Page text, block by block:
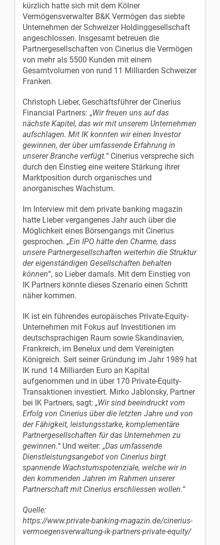
kürzlich hatte sich mit dem Kölner
Vermögensverwalter B&K Vermögen das siebte
Unternehmen der Schweizer Holdinggesellschaft
angeschlossen. Insgesamt betreuen die
Partnergesellschaften von Cinerius die Vermögen
von mehr als 5500 Kunden mit einem
Gesamtvolumen von rund 11 Milliarden Schweizer
Franken.
Christoph Lieber, Geschäftsführer der Cinerius
Financial Partners: „Wir freuen uns auf das
nächste Kapitel, das wir mit unserem Unternehmen
aufschlagen. Mit IK konnten wir einen Investor
gewinnen, der über umfassende Erfahrung in
unserer Branche verfügt.“Cinerius verspreche sich
durch den Einstieg eine weitere Stärkung ihrer
Marktposition durch organisches und
anorganisches Wachstum.
Im Interview mit dem private banking magazin
hatte Lieber vergangenes Jahr auch über die
Möglichkeit eines Börsengangs mit Cinerius
gesprochen. „Ein IPO hätte den Charme, dass
unsere Partnergesellschaften weiterhin die Struktur
der eigenständigen Gesellschaften behalten
können“, so Lieber damals. Mit dem Einstieg von
IK Partners könnte dieses Szenario einen Schritt
näher kommen.
IK ist ein führendes europäisches Private-Equity-
Unternehmen mit Fokus auf Investitionen im
deutschsprachigen Raum sowie Skandinavien,
Frankreich, im Benelux und dem Vereinigten
Königreich. Seit seiner Gründung im Jahr 1989 hat
IK rund 14 Milliarden Euro an Kapital
aufgenommen und in über 170 Private-Equity-
Transaktionen investiert. Mirko Jablonsky, Partner
bei IK Partners, sagt: „Wir sind beeindruckt vom
Erfolg von Cinerius über die letzten Jahre und von
der Fähigkeit, leistungsstarke, komplementäre
Partnergesellschaften für das Unternehmen zu
gewinnen.“Und weiter: „Das umfassende
Dienstleistungsangebot von Cinerius birgt
spannende Wachstumspotenziale, welche wir in
den kommenden Jahren im Rahmen unserer
Partnerschaft mit Cinerius erschliessen wollen.“
Quelle:
https://www.private-banking-magazin.de/cinerius-
vermoegensverwaltung-ik-partners-private-equity/